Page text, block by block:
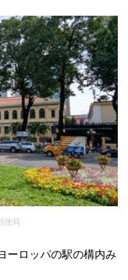
便局
ーロッパの駅の構内み